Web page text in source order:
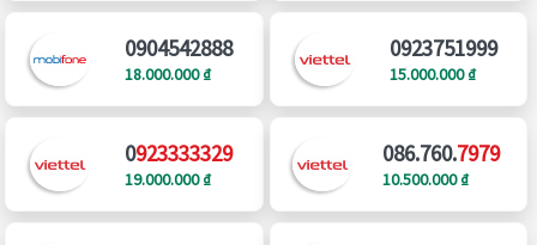
0904542888
18.000.000 ₫
0923751999
15.000.000 ₫
0923333329
19.000.000 ₫
086.760.7979
10.500.000 ₫